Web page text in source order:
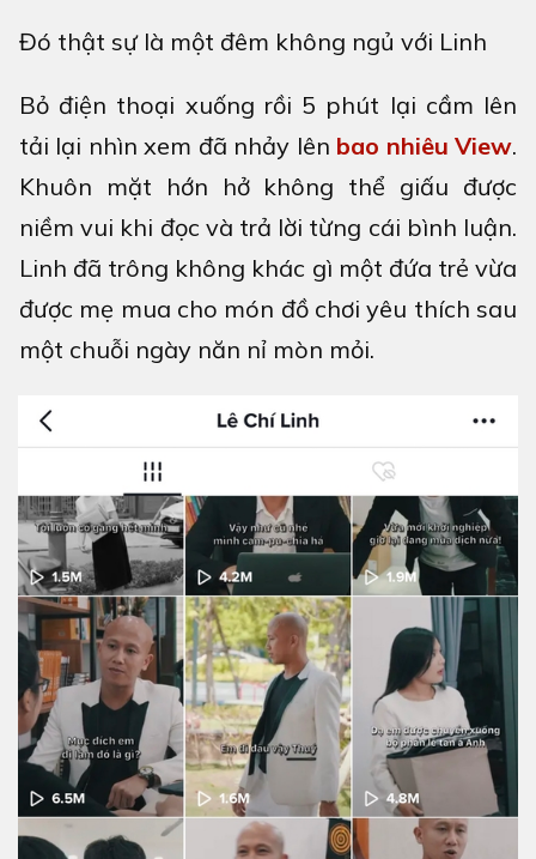
Đó thật sự là một đêm không ngủ với Linh
Bỏ điện thoại xuống rồi 5 phút lại cầm lên
tải lại nhìn xem đã nhảy lên bao nhiêu View.
Khuôn mặt hớn hở không thể giấu được
niềm vui khi đọc và trả lời từng cái bình luận.
Linh đã trông không khác gì một đứa trẻ vừa
được mẹ mua cho món đồ chơi yêu thích sau
một chuỗi ngày năn nỉ mòn mỏi.